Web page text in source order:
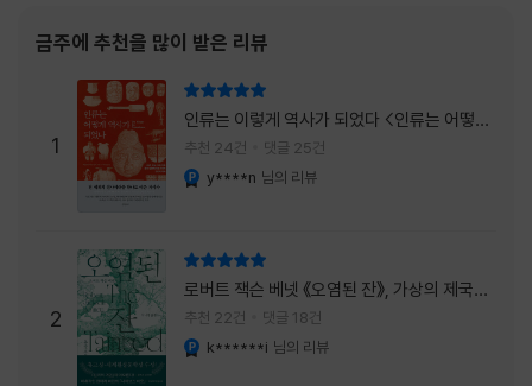
피치』는 끝나가는 여름의 아쉬움과 새로운 계
의미하는 제목이었다. 소설은 각자의 '여름'을
잃어버린 다섯 인물들의 이야기를 담고 있다.
👧연인에게 이별을 통보받고 외모를 향한 악성
댓글로 인해 카메라 앞에 설 수 없게 된 요리 유
튜버
금주에 추천을 많이 받은 리뷰
1
인류는 이렇게 역사가 되었다 <인류는 어떻게
역사가 되었나>
추천 24건 댓글 25건
y****n 님의 리뷰
2
로버트 잭슨 베넷 《오염된 잔》, 가상의 제국이
주는 실감과 미스터리 사건의 치밀함이 이루어
내는 최상의 시너지...
추천 22건 댓글 18건
k******i 님의 리뷰